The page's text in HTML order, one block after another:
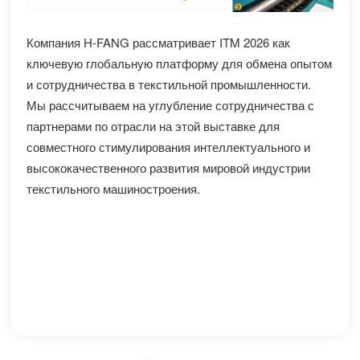
Компания H-FANG рассматривает ITM 2026 как
ключевую глобальную платформу для обмена опытом
и сотрудничества в текстильной промышленности.
Мы рассчитываем на углубление сотрудничества с
партнерами по отрасли на этой выставке для
совместного стимулирования интеллектуального и
высококачественного развития мировой индустрии
текстильного машиностроения.